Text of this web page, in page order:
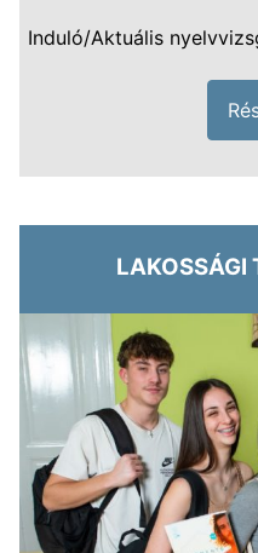
Induló/Aktuális
LAKOSSÁGI